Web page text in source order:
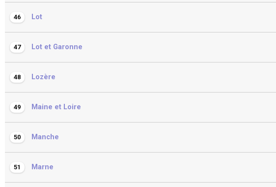
46 Lot
47 Lot et Garonne
48 Lozère
49 Maine et Loire
50 Manche
51 Marne